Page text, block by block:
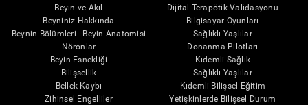
Beyin ve Akıl
Beyniniz Hakkında
Beynin Bölümleri - Beyin Anatomisi
Nöronlar
Beyin Esnekliği
Bilişsellik
Bellek Kaybı
Zihinsel Engelliler
Dijital Terapötik Validasyonu
Bilgisayar Oyunları
Sağlıklı Yaşlılar
Donanma Pilotları
Kıdemli Sağlık
Sağlıklı Yaşlılar
Kıdemli Bilişsel Eğitim
Yetişkinlerde Bilişsel Durum